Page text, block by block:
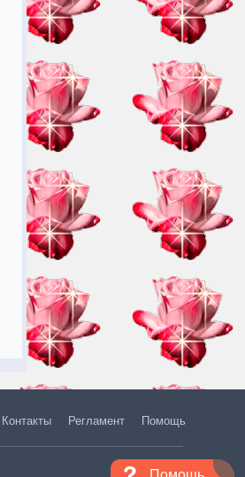
Контакты Регламент Помощь